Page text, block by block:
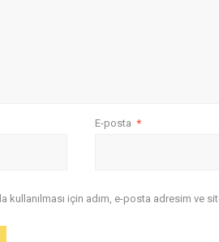
E-posta *
kullanılması için adım, e-posta adresim ve